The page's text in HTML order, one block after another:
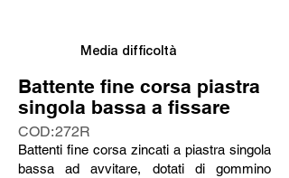
Media difficoltà
Battente fine corsa piastra
singola bassa a fissare
COD:272R
Battenti fine corsa zincati a piastra singola
bassa ad avvitare, dotati di gommino